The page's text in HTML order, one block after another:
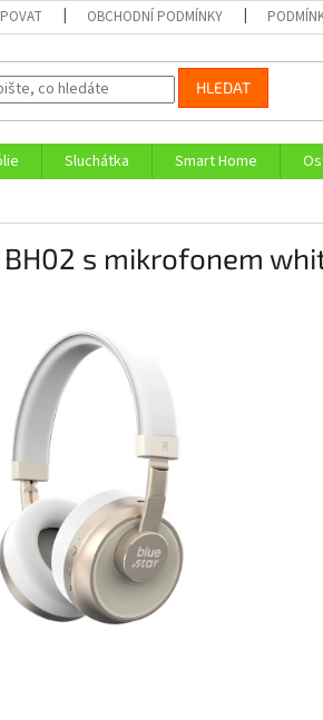
OBCHODNÍ PODMÍNKY
HLEDAT
Sluchátka Smart Home
s mikrofonem